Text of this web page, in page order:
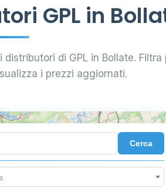
GPL in
di GPL in Bollate. Filtra
i prezzi aggiornati.
Cerca